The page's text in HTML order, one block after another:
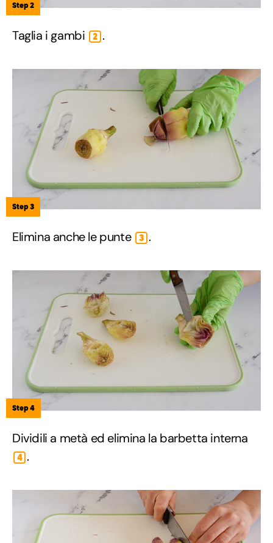
Step 2
Taglia i gambi 2 .
Step 3
Elimina anche le punte 3 .
Step 4
Dividili a metà ed elimina la barbetta interna
4 .